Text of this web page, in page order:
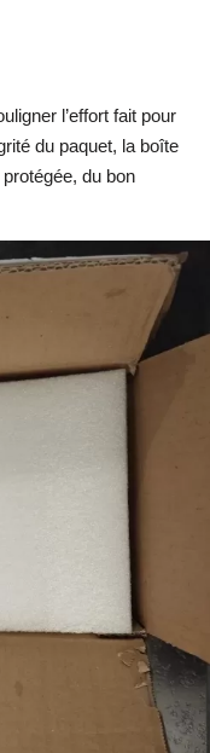
l’effort fait pour
du paquet, la boîte
du bon